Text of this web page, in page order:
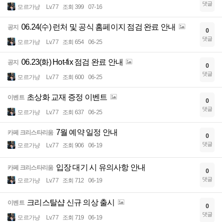
모르가냥 Lv.77 조회 399 07-16 댓글
공지 06.24(수) 런처 및 공식 홈페이지 점검 완료 안내
모르가냥 Lv.77 조회 654 06-25
0
댓글
공지 06.23(화) Hot-fix 점검 완료 안내
모르가냥 Lv.77 조회 600 06-25
0
댓글
이벤트 초상화 교재 증정 이벤트
모르가냥 Lv.77 조회 637 06-25
0
댓글
카페 크리스타리움 7월 예약 일정 안내
모르가냥 Lv.77 조회 906 06-19
0
댓글
카페 크리스타리움 입장 대기 시 유의사항 안내
모르가냥 Lv.77 조회 712 06-19
0
댓글
이벤트 크리스탈샵 신규 의상 출시
모르가냥 Lv.77 조회 719 06-19
0
댓글